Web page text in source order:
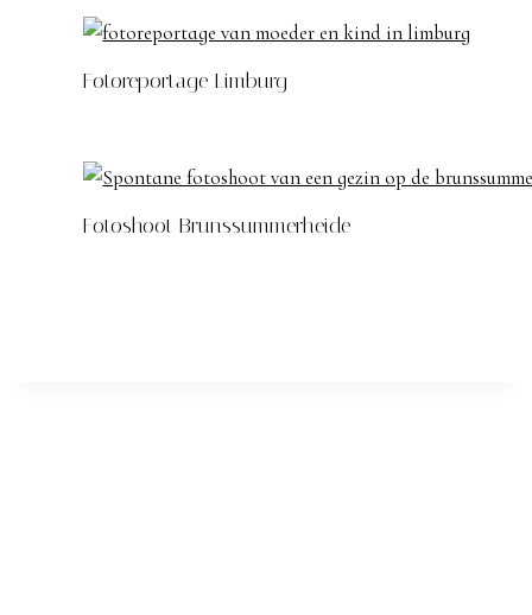
Fotoreportage Limburg
Fotoshoot Brunssummerheide